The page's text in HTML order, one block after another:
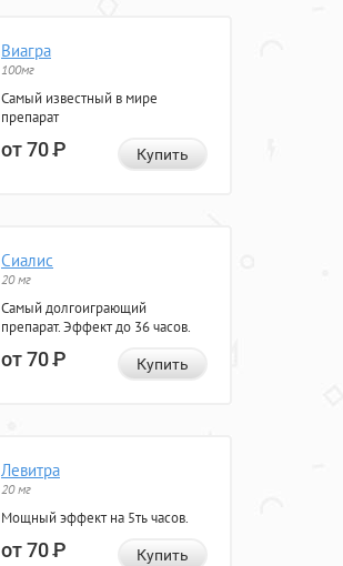
Виагра
100мг
Самый известный в мире
препарат
от 70Р Купить
Сиалис
20 мг
Самый долгоиграющий
препарат. Эффект до 36 часов.
от 70Р Купить
Левитра
20 мг
Мощный эффект на 5ть часов.
от 70Р Купить